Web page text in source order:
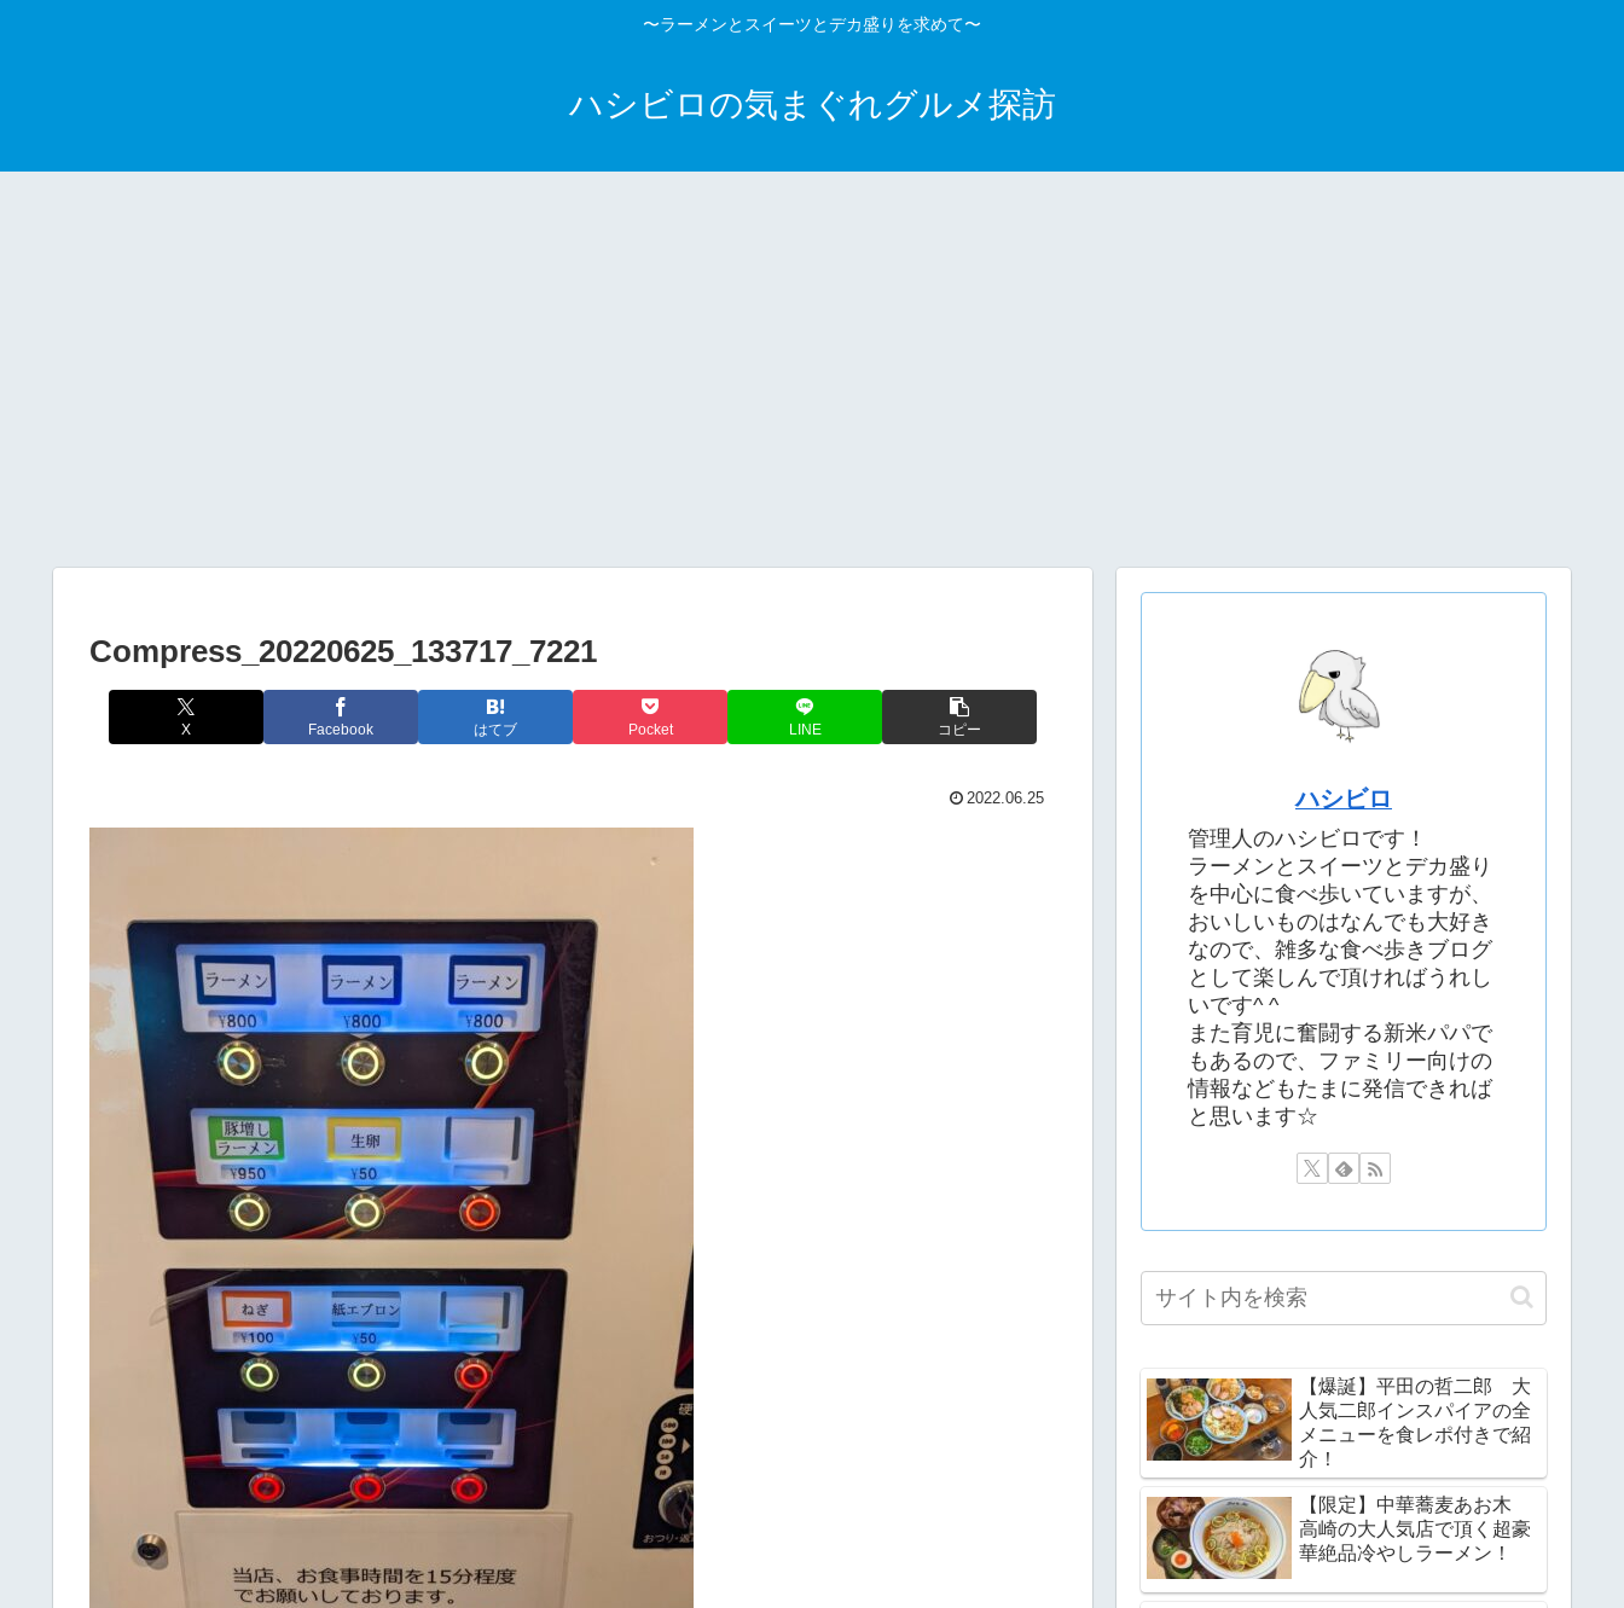
〜ラーメンとスイーツとデカ盛りを求めて〜
ハシビロの気まぐれグルメ探訪
Compress_20220625_133717_7221
X Facebook はてブ Pocket LINE コピー
2022.06.25 ハシビロ
管理人のハシビロです！
ラーメンとスイーツとデカ盛り
を中心に食べ歩いていますが、
おいしいものはなんでも大好き
なので、雑多な食べ歩きブログ
として楽しんで頂ければうれし
いです^ ^
また育児に奮闘する新米パパで
もあるので、ファミリー向けの
情報などもたまに発信できれば
と思います☆
【爆誕】平田の哲二郎 大
人気二郎インスパイアの全
メニューを食レポ付きで紹
介！
【限定】中華蕎麦あお木
高崎の大人気店で頂く超豪
華絶品冷やしラーメン！